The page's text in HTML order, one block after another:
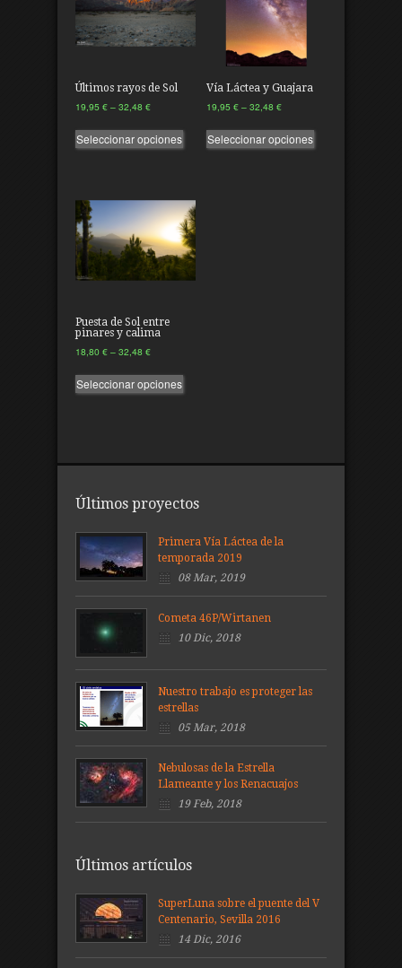
Últimos rayos de Sol
19,95 € – 32,48 €
Seleccionar opciones
Vía Láctea y Guajara
19,95 €– 32,48 €
Seleccionar opciones
Puesta de Sol entre
pinares y calima
18,80 € – 32,48 €
Seleccionar opciones
Últimos proyectos
Primera Vía Láctea de la
temporada 2019
08 Mar, 2019
Cometa 46P/Wirtanen
10 Dic, 2018
Nuestro trabajo es proteger las
estrellas
05 Mar, 2018
Nebulosas de la Estrella
Llameante y los Renacuajos
19 Feb, 2018
Últimos artículos
SuperLuna sobre el puente del V
Centenario, Sevilla 2016
14 Dic, 2016